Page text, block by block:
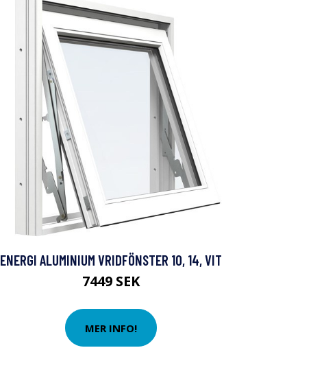
ENERGI ALUMINIUM VRIDFÖNSTER 10, 14, VIT
7449 SEK
MER INFO!